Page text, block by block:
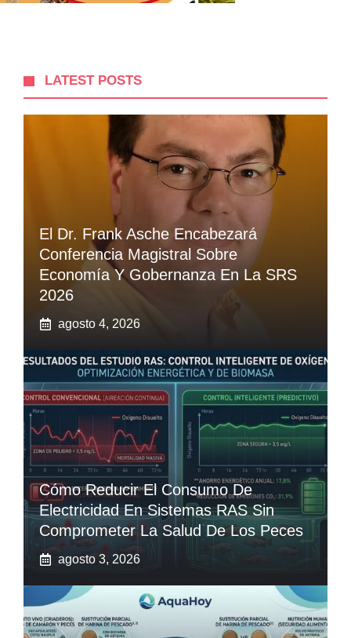
LATEST POSTS
El Dr. Frank Asche Encabezará
Conferencia Magistral Sobre
Economía Y Gobernanza En La SRS
2026
agosto 4, 2026
Cómo Reducir El Consumo De
Electricidad En Sistemas RAS Sin
Comprometer La Salud De Los Peces
agosto 3, 2026